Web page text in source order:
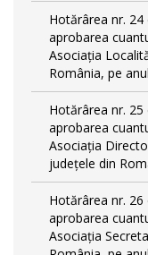
Hotărârea nr.
aprobarea
Asociația
România, pe
Hotărârea nr.
aprobarea
Asociația
județele din
Hotărârea nr.
aprobarea
Asociația